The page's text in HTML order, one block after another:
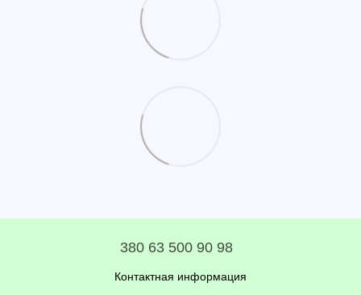
380 63 500 90 98
Контактная информация